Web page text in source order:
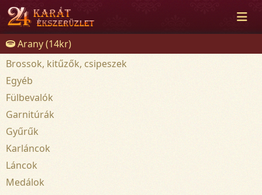
Arany (14kr)
Brossok, kitűzők, csipeszek
Egyéb
Fülbevalók
Garnitúrák
Gyűrűk
Karláncok
Láncok
Medálok